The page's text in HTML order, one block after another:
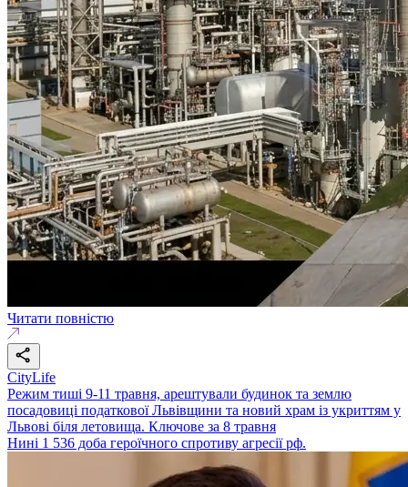
Читати повністю
CityLife
Режим тиші 9-11 травня, арештували будинок та землю
посадовиці податкової Львівщини та новий храм із укриттям у
Львові біля летовища. Ключове за 8 травня
Нині 1 536 доба героїчного спротиву агресії рф.